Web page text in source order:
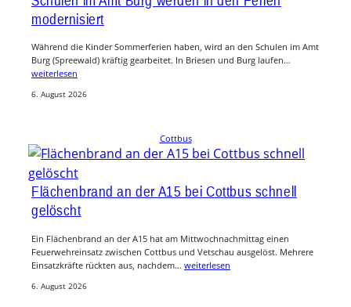
modernisiert
Während die Kinder Sommerferien haben, wird an den Schulen im Amt
Burg (Spreewald) kräftig gearbeitet. In Briesen und Burg laufen…
weiterlesen
6. August 2026
Cottbus
Flächenbrand an der A15 bei Cottbus schnell
gelöscht
Ein Flächenbrand an der A15 hat am Mittwochnachmittag einen
Feuerwehreinsatz zwischen Cottbus und Vetschau ausgelöst. Mehrere
Einsatzkräfte rückten aus, nachdem… weiterlesen
6. August 2026